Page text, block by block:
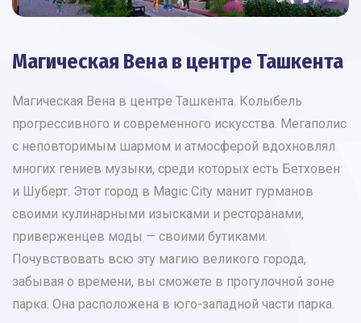
Магическая Вена в центре Ташкента
Магическая Вена в центре Ташкента. Колыбель
прогрессивного и современного искусства. Мегаполис
с неповторимым шармом и атмосферой вдохновлял
многих гениев музыки, среди которых есть Бетховен
и Шуберт. Этот город в Magic City манит гурманов
своими кулинарными изысками и ресторанами,
приверженцев моды — своими бутиками.
Почувствовать всю эту магию великого города,
забывая о времени, вы сможете в прогулочной зоне
парка. Она расположена в юго-западной части парка.